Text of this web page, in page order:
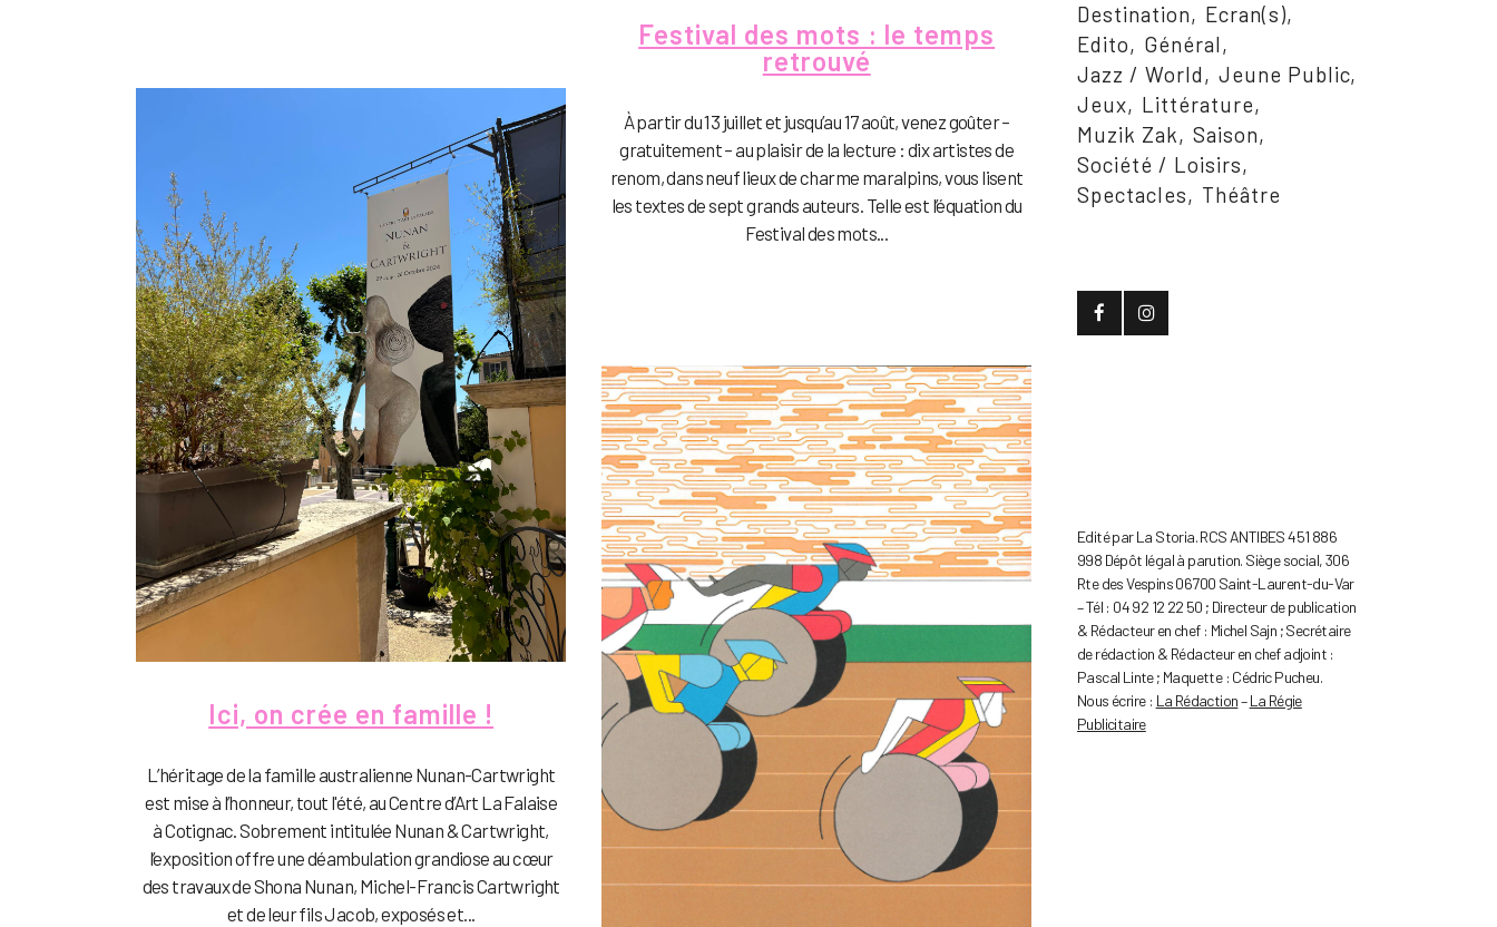
Festival des mots : le temps
retrouvé
À partir du 13 juillet et jusqu’au 17 août, venez goûter –
gratuitement – au plaisir de la lecture : dix artistes de
renom, dans neuf lieux de charme maralpins, vous lisent
les textes de sept grands auteurs. Telle est l’équation du
Festival des mots...
Ici, on crée en famille !
L’héritage de la famille australienne Nunan-Cartwright
est mise à l’honneur, tout l'été, au Centre d’Art La Falaise
à Cotignac. Sobrement intitulée Nunan & Cartwright,
l’exposition offre une déambulation grandiose au cœur
des travaux de Shona Nunan, Michel-Francis Cartwright
et de leur fils Jacob, exposés et...
Destination
Ecran(s)
Edito
Général
Jazz / World
Jeune Public
Jeux
Littérature
Muzik Zak
Saison
Société / Loisirs
Spectacles
Théâtre
Edité par La Storia. RCS ANTIBES 451 886
998 Dépôt légal à parution. Siège social, 306
Rte des Vespins 06700 Saint-Laurent-du-Var
– Tél : 04 92 12 22 50 ; Directeur de publication
& Rédacteur en chef : Michel Sajn ; Secrétaire
de rédaction & Rédacteur en chef adjoint :
Pascal Linte ; Maquette : Cédric Pucheu.
Nous écrire : La Rédaction–La Régie
Publicitaire